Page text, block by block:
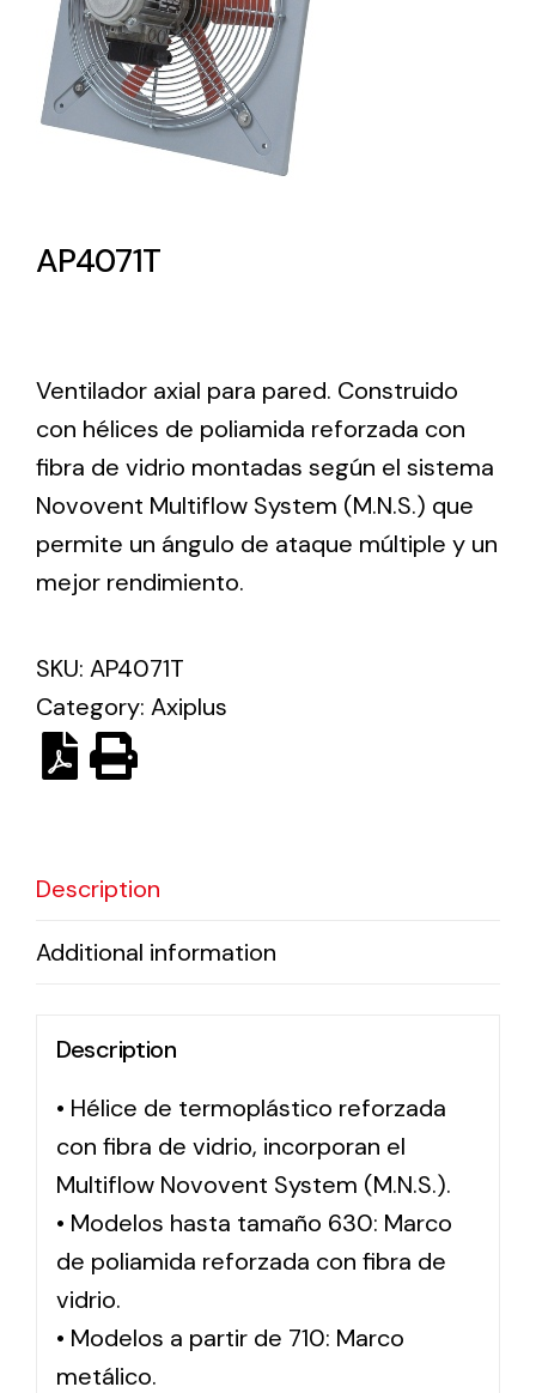
Lighting and Electrical
Equipment
Complete solutions in lighting and electrical
material for each project and need
Amplia gama de ventiladores y equipos de
ventilación industriales
The incorporation of Novovent into the group
meant a greater offer of ventilation products for
different uses
Iluminación Solar
Variedad de soluciones solares para todo tipo
Solar lighting
Variety of solar solutions for all kinds of needs.
AP4071T
Ventilador axial para pared. Construido
con hélices de poliamida reforzada con
fibra de vidrio montadas según el sistema
Novovent Multiflow System (M.N.S.) que
permite un ángulo de ataque múltiple y un
mejor rendimiento.
SKU: AP4071T
Category: Axiplus
Description
Additional information
Description
• Hélice de termoplástico reforzada
con fibra de vidrio, incorporan el
Multiflow Novovent System (M.N.S.).
• Modelos hasta tamaño 630: Marco
de poliamida reforzada con fibra de
vidrio.
• Modelos a partir de 710: Marco
metálico.